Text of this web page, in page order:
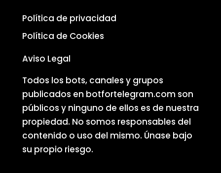
Política de privacidad
Política de Cookies
Aviso Legal
Todos los bots, canales y grupos
publicados en botfortelegram.com son
públicos y ninguno de ellos es de nuestra
propiedad. No somos responsables del
contenido o uso del mismo. Únase bajo
su propio riesgo.